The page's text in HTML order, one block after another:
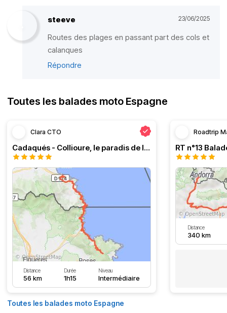
steeve 23/06/2025
Routes des plages en passant part des cols et
calanques
Répondre
Toutes les balades moto Espagne
Clara CTO
Cadaqués - Collioure, le paradis de la moto
Distance
56 km
Durée
1h15
Niveau
Intermédiaire
Roadtrip
Distance
340 km
Toutes les balades moto Espagne